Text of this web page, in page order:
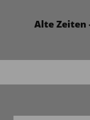
Alte Zeiten